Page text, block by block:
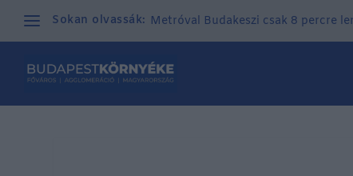
Sokan olvassák: Metróval Budakeszi csak 8 percre